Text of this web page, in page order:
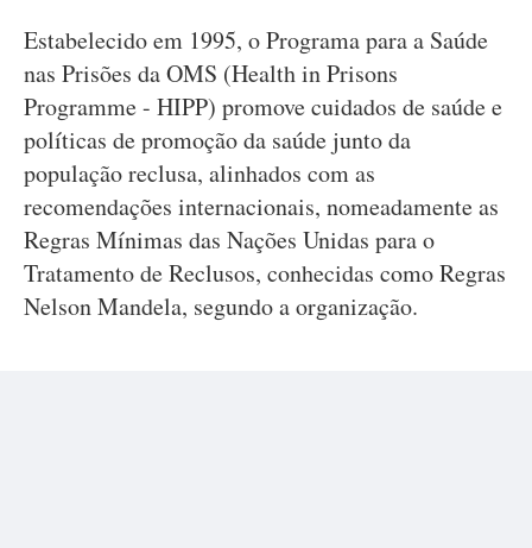
Estabelecido em 1995, o Programa para a Saúde
nas Prisões da OMS (Health in Prisons
Programme - HIPP) promove cuidados de saúde e
políticas de promoção da saúde junto da
população reclusa, alinhados com as
recomendações internacionais, nomeadamente as
Regras Mínimas das Nações Unidas para o
Tratamento de Reclusos, conhecidas como Regras
Nelson Mandela, segundo a organização.